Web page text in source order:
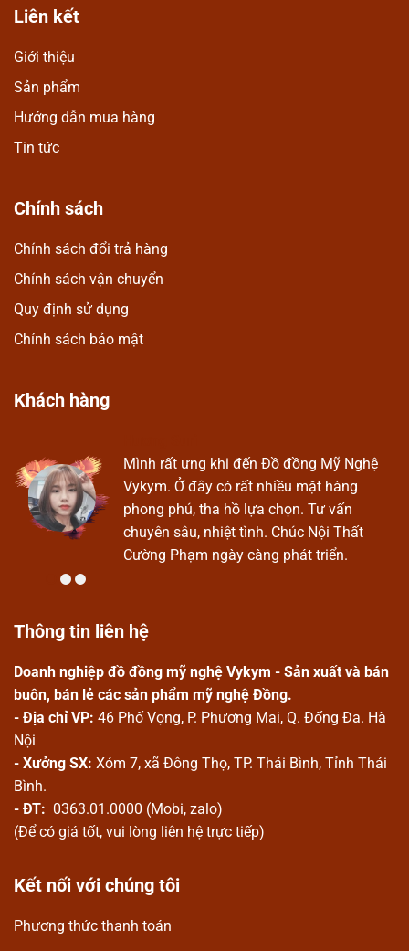
Liên kết
Giới thiệu
Sản phẩm
Hướng dẫn mua hàng
Tin tức
Chính sách
Chính sách đổi trả hàng
Chính sách vận chuyển
Quy định sử dụng
Chính sách bảo mật
Khách hàng
Mình rất ưng khi đến Đồ đồng Mỹ Nghệ
Vykym. Ở đây có rất nhiều mặt hàng
phong phú, tha hồ lựa chọn. Tư vấn
chuyên sâu, nhiệt tình. Chúc Nội Thất
Cường Phạm ngày càng phát triển.
Thông tin liên hệ
Doanh nghiệp đồ đồng mỹ nghệ Vykym - Sản xuất và bán
buôn, bán lẻ các sản phẩm mỹ nghệ Đồng.
- Địa chỉ VP: 46 Phố Vọng, P. Phương Mai, Q. Đống Đa. Hà
Nội
- Xưởng SX: Xóm 7, xã Đông Thọ, TP. Thái Bình, Tỉnh Thái
Bình.
- ĐT: 0363.01.0000 (Mobi, zalo)
(Để có giá tốt, vui lòng liên hệ trực tiếp)
Kết nối với chúng tôi
Phương thức thanh toán